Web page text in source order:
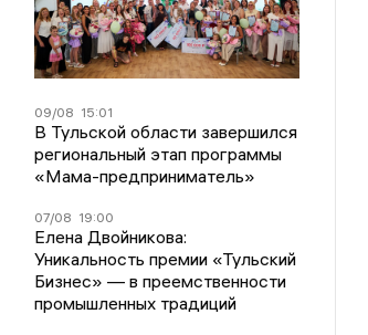
09/08 15:01
В Тульской области завершился
региональный этап программы
«Мама-предприниматель»
07/08 19:00
Елена Двойникова:
Уникальность премии «Тульский
Бизнес» — в преемственности
промышленных традиций